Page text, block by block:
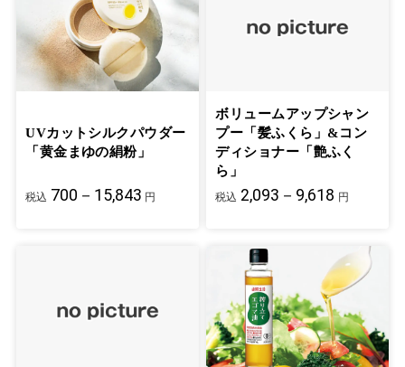
UVカットシルクパウダー
「黄金まゆの絹粉」
税込 700－15,843 円
ボリュームアップシャン
プー「髪ふくら」&コン
ディショナー「艶ふく
ら」
税込 2,093－9,618 円